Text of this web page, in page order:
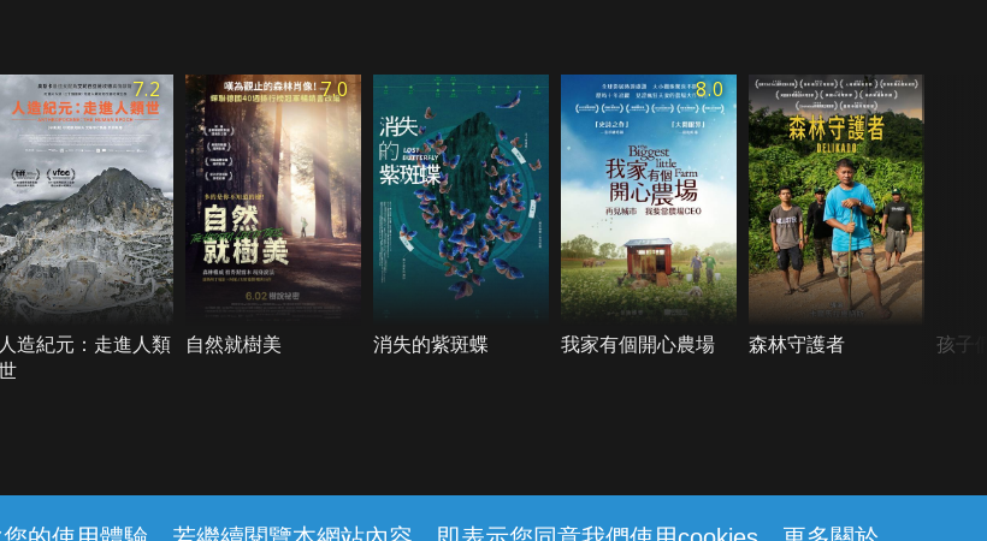
7.2
人造紀元：走進人類
7.0
自然就樹美 消失的紫斑蝶
8.0
我家有個開心農場 森林守護者 孩子
線上客服 服務條款 隱私權保護